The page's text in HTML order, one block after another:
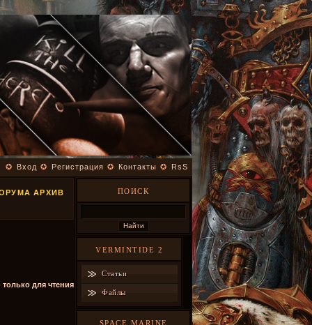
✪ Вход ✪ Регистрация ✪ Контакты ✪ RsS
АРХИВ
для чтения
ПОИСК
VERMINTIDE 2
Статьи
Файлы
SPACE MARINE